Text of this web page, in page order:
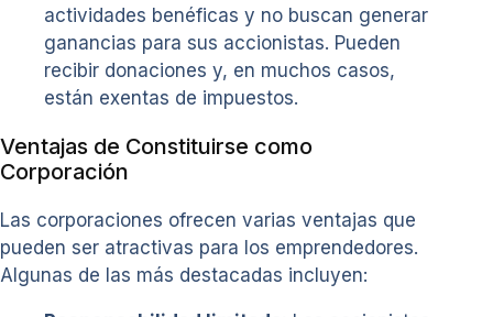
actividades benéficas y no buscan generar
ganancias para sus accionistas. Pueden
recibir donaciones y, en muchos casos,
están exentas de impuestos.
Ventajas de Constituirse como
Corporación
Las corporaciones ofrecen varias ventajas que
pueden ser atractivas para los emprendedores.
Algunas de las más destacadas incluyen: